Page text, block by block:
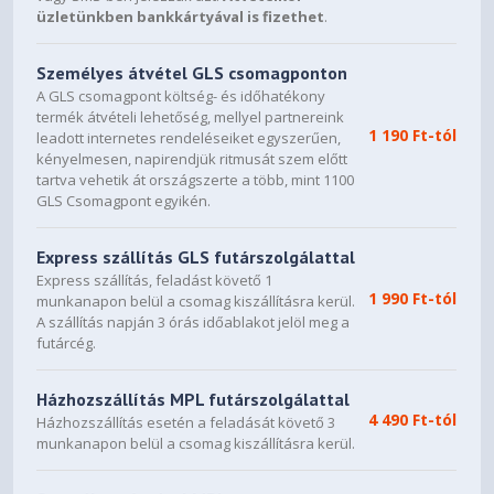
Yes
Captive thumbscrews
HDD brackets, SSD bracket, Side Panels, Fan Bracket,
PSU Bracket
Left side panel
Mesh
Right side panel
Steel
Compatibility
E-ATX / ATX / mATX / Mini-ITX
Power supply type
üzletünkben bankkártyával is fizethet.
Személyes átvétel GLS csomagponton
A GLS csomagpont költség- és időhatékony
termék átvételi lehetőség, mellyel partnereink
leadott internetes rendeléseiket egyszerűen,
kényelmesen, napirendjük ritmusát szem előtt
tartva vehetik át országszerte a több, mint 1100
GLS Csomagpont egyikén.
1 190 Ft-tól
Express szállítás GLS futárszolgálattal
Express szállítás, feladást követő 1
munkanapon belül a csomag kiszállításra kerül.
A szállítás napján 3 órás időablakot jelöl meg a
futárcég.
1 990 Ft-tól
Házhozszállítás MPL futárszolgálattal
Házhozszállítás esetén a feladását követő 3
munkanapon belül a csomag kiszállításra kerül.
4 490 Ft-tól